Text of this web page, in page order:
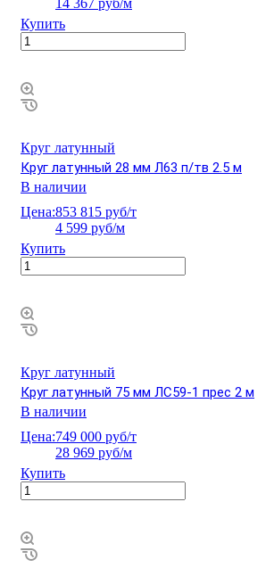
14 367 руб/м
Купить
Круг латунный
Круг латунный 28 мм Л63 п/тв 2.5 м
В наличии
Цена:853 815 руб/т
4 599 руб/м
Купить
Круг латунный
Круг латунный 75 мм ЛС59-1 прес 2 м
В наличии
Цена:749 000 руб/т
28 969 руб/м
Купить